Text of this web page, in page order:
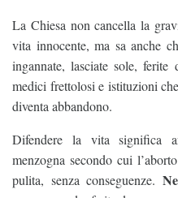
La Chiesa non cancella la
vita innocente, ma sa anche
ingannate, lasciate sole,
medici frettolosi e istituzioni
diventa abbandono.
Difendere la vita significa
menzogna secondo cui
pulita, senza conseguenze.